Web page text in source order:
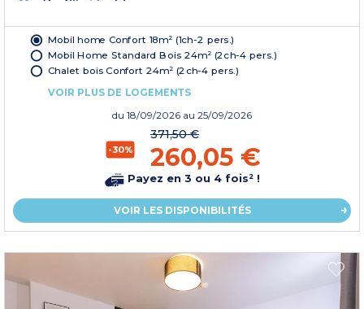
Mobil home Confort 18m² (1ch-2 pers.)
Mobil Home Standard Bois 24m² (2ch-4 pers.)
Chalet bois Confort 24m² (2ch-4 pers.)
VOIR PLUS DE LOGEMENTS
du 18/09/2026 au 25/09/2026
-30%
371,50 €
260,05 €
Payez en 3 ou 4 fois² !
VOIR LES DISPONIBILITÉS